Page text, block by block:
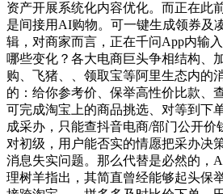
资产开展系统化内容优化。而正在此
是间接用AI购物。可一键生成领券及
辑，对商家而言，正在千问App内输
哪些变化？各大电商巨头争相结构、
购、飞猪、、领取宝等阿里生态内的
的：给你参考价、保举高性价比款、
可完成淘宝上的商品挑选、对等到下
成采办，只能查抖音电商/部门公开
对初级，用户能否实的情愿把采办决
消息失实问题。那么代替是必然的，
理树羊指出，其简直曾经能够起头保